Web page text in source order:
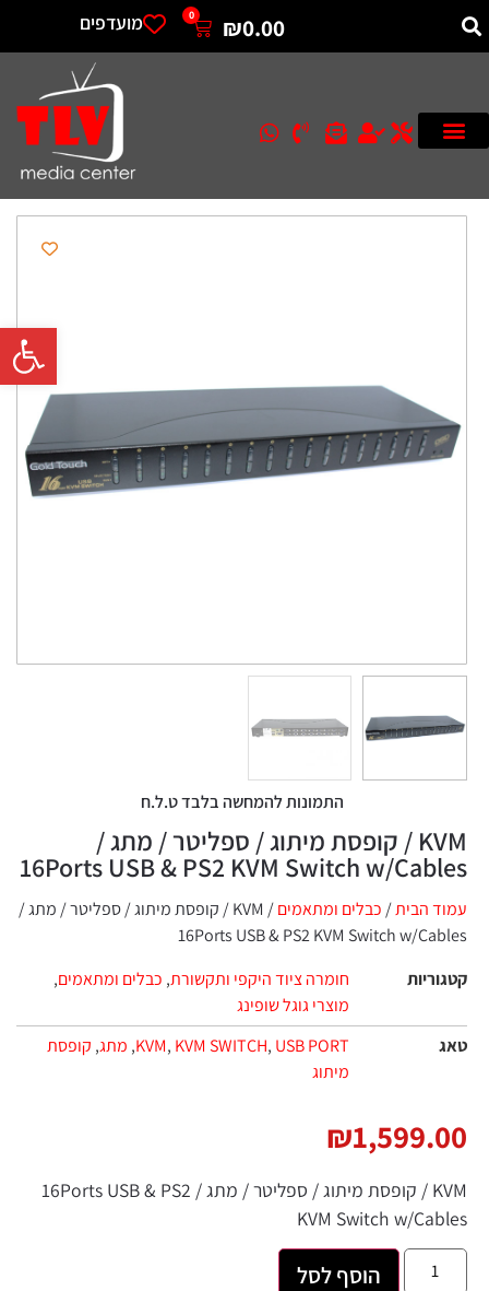
פתח
₪0.00
0 מועדפים
התמונות להמחשה בלבד ט.ל.ח
KVM / קופסת מיתוג / ספליטר / מתג /
16Ports USB & PS2 KVM Switch w/Cables
עמוד הבית/ כבלים ומתאמים
/ KVM / קופסת מיתוג / ספליטר / מתג /
16Ports USB & PS2 KVM Switch w/Cables
קטגוריות
חומרה ציוד היקפי ותקשורת, כבלים ומתאמים,
מוצרי גוגל שופינג
טאג
KVM, KVM SWITCH, USB PORT
, מתג, קופסת
מיתוג
₪1,599.00
KVM / קופסת מיתוג / ספליטר / מתג / 16Ports USB & PS2
KVM Switch w/Cables
הוסף לסל